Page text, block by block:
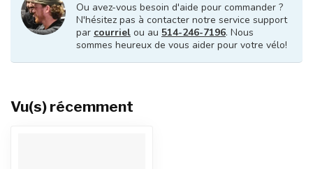
Ou avez-vous besoin d'aide pour commander ?
N'hésitez pas à contacter notre service support
par courriel ou au 514-246-7196. Nous
sommes heureux de vous aider pour votre vélo!
Vu(s) récemment